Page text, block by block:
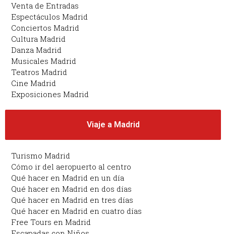
Venta de Entradas
Espectáculos Madrid
Conciertos Madrid
Cultura Madrid
Danza Madrid
Musicales Madrid
Teatros Madrid
Cine Madrid
Exposiciones Madrid
Viaje a Madrid
Turismo Madrid
Cómo ir del aeropuerto al centro
Qué hacer en Madrid en un día
Qué hacer en Madrid en dos días
Qué hacer en Madrid en tres días
Qué hacer en Madrid en cuatro días
Free Tours en Madrid